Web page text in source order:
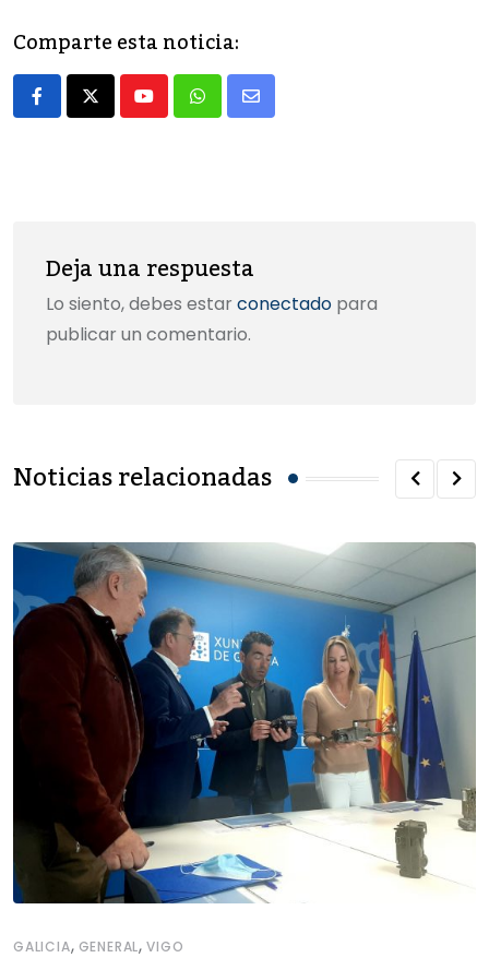
e
b
o
o
d
o
l p
ar
tir
Comparte esta noticia:
YoutubeWhatsapp
Share
Deja una respuesta
Lo siento, debes estar conectado para
publicar un comentario.
Noticias relacionadas
GALICIA, GENERAL,VIGO